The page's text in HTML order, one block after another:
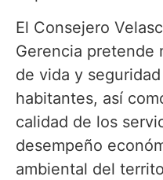
El Consejero
Gerencia pretende
de vida y
habitantes, así
calidad de los
desempeño
ambiental del